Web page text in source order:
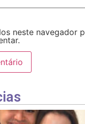
neste navegador